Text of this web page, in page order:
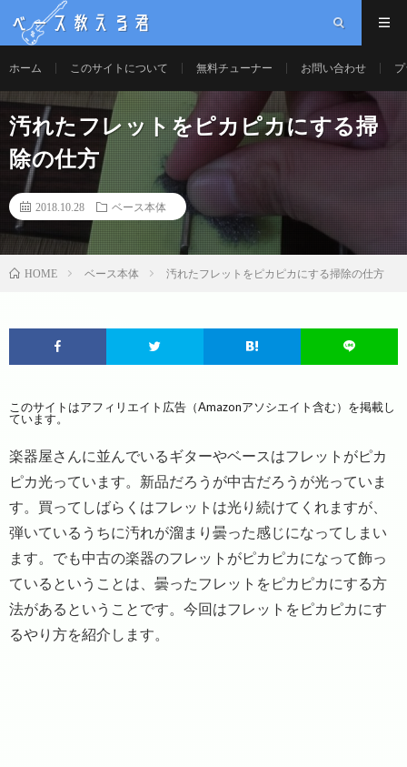
ベース教える君
ホーム このサイトについて 無料チューナー お問い合わせ
汚れたフレットをピカピカにする掃
除の仕方
2018.10.28 ベース本体
HOME ベース本体 汚れたフレットをピカピカにする掃除の仕方
このサイトはアフィリエイト広告（Amazonアソシエイト含む）を掲載し
ています。
楽器屋さんに並んでいるギターやベースはフレットがピカ
ピカ光っています。新品だろうが中古だろうが光っていま
す。買ってしばらくはフレットは光り続けてくれますが、
弾いているうちに汚れが溜まり曇った感じになってしまい
ます。でも中古の楽器のフレットがピカピカになって飾っ
ているということは、曇ったフレットをピカピカにする方
法があるということです。今回はフレットをピカピカにす
るやり方を紹介します。